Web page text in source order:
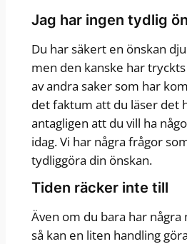
Jag har ingen tydlig
Du har säkert en önskan
men den kanske har
av andra saker som har
det faktum att du läser det
antagligen att du vill ha
idag. Vi har några frågor
tydliggöra din önskan.
Tiden räcker inte till
Även om du bara har
så kan en liten handling